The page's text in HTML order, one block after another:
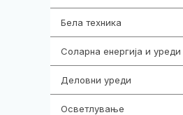
Бела техника
Соларна енергија и уреди
Деловни уреди
Осветлување